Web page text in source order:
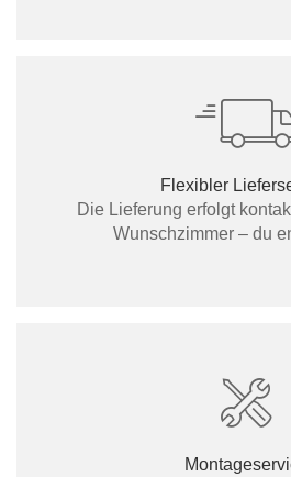
Flexibler
Die Lieferung erfolgt
Wunschzimmer – du